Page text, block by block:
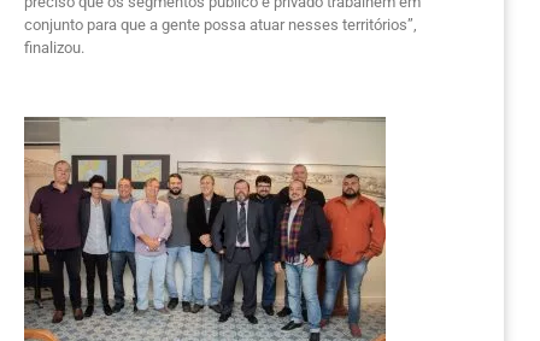
conjunto para que a gente possa atuar nesses territórios”,
finalizou.